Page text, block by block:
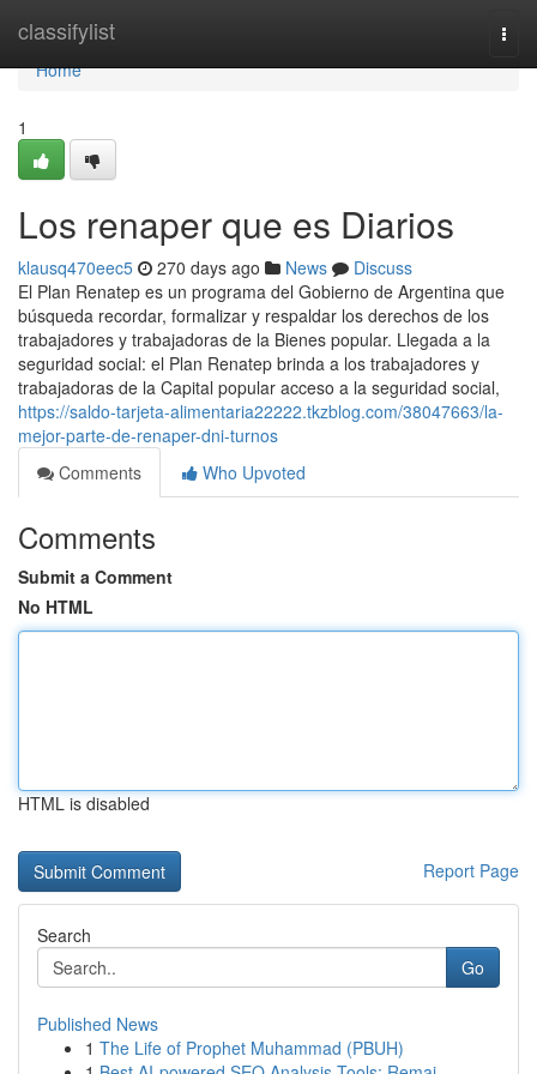
classifylist
Home
Home
1
Los renaper que es Diarios
klausq470eec5 270 days ago News
Discuss
El Plan Renatep es un programa del Gobierno de Argentina que
búsqueda recordar, formalizar y respaldar los derechos de los
trabajadores y trabajadoras de la Bienes popular. Llegada a la
seguridad social: el Plan Renatep brinda a los trabajadores y
trabajadoras de la Capital popular acceso a la seguridad social,
https://saldo-tarjeta-alimentaria22222.tkzblog.com/38047663/la-
mejor-parte-de-renaper-dni-turnos
Comments
Who Upvoted
Comments
Submit a Comment
No HTML
HTML is disabled
Report Page
Search
Go
Published News
1 The Life of Prophet Muhammad (PBUH)